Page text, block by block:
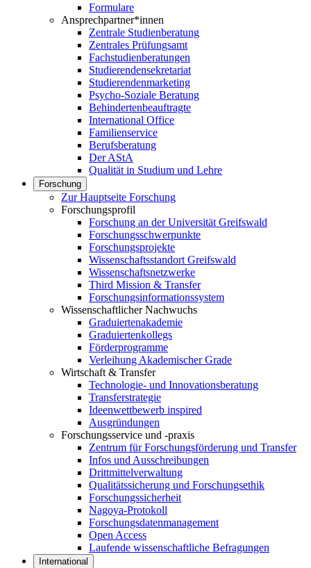
Formulare
Ansprechpartner*innen
Zentrale Studienberatung
Zentrales Prüfungsamt
Fachstudienberatungen
Studierendensekretariat
Studierendenmarketing
Psycho-Soziale Beratung
Behindertenbeauftragte
International Office
Familienservice
Berufsberatung
Der AStA
Qualität in Studium und Lehre
Forschung
Zur Hauptseite Forschung
Forschungsprofil
Forschung an der Universität Greifswald
Forschungsschwerpunkte
Forschungsprojekte
Wissenschaftsstandort Greifswald
Wissenschaftsnetzwerke
Third Mission & Transfer
Forschungsinformationssystem
Wissenschaftlicher Nachwuchs
Graduiertenakademie
Graduiertenkollegs
Förderprogramme
Verleihung Akademischer Grade
Wirtschaft & Transfer
Technologie- und Innovationsberatung
Transferstrategie
Ideenwettbewerb inspired
Ausgründungen
Forschungsservice und -praxis
Zentrum für Forschungsförderung und Transfer
Infos und Ausschreibungen
Drittmittelverwaltung
Qualitätssicherung und Forschungsethik
Forschungssicherheit
Nagoya-Protokoll
Forschungsdatenmanagement
Open Access
Laufende wissenschaftliche Befragungen
International